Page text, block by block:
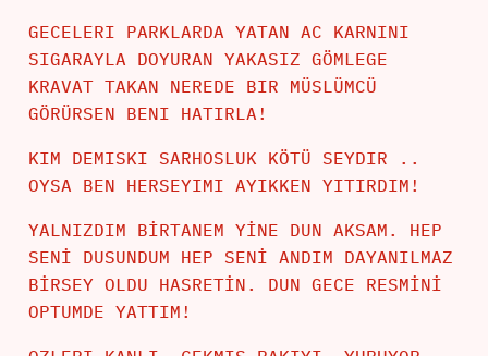
GECELERI PARKLARDA YATAN AC KARNINI
SIGARAYLA DOYURAN YAKASIZ GÖMLEGE
KRAVAT TAKAN NEREDE BIR MÜSLÜMCÜ
GÖRÜRSEN BENI HATIRLA!
KIM DEMISKI SARHOSLUK KÖTÜ SEYDIR ..
OYSA BEN HERSEYIMI AYIKKEN YITIRDIM!
YALNIZDIM BİRTANEM YİNE DUN AKSAM. HEP
SENİ DUSUNDUM HEP SENİ ANDIM DAYANILMAZ
BİRSEY OLDU HASRETİN. DUN GECE RESMİNİ
OPTUMDE YATTIM!